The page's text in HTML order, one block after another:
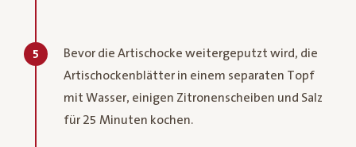
5
Bevor die Artischocke weitergeputzt wird, die
Artischockenblätter in einem separaten Topf
mit Wasser, einigen Zitronenscheiben und Salz
für 25 Minuten kochen.